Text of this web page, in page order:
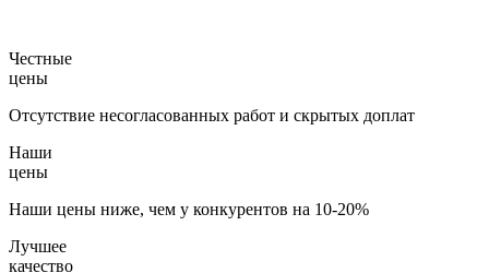
Честные
цены
Отсутствие несогласованных работ и скрытых доплат
Наши
цены
Наши цены ниже, чем у конкурентов на 10-20%
Лучшее
качество